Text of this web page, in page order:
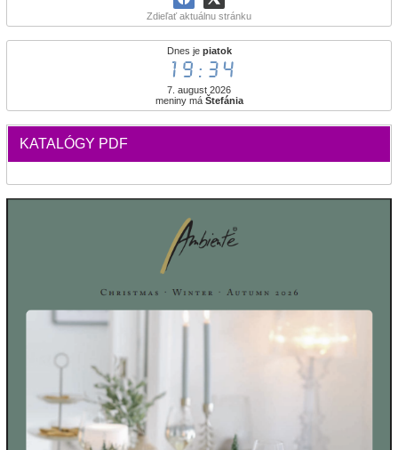
Zdieľať aktuálnu stránku
Dnes je piatok
19:34
7. august 2026
meniny má Štefánia
KATALÓGY PDF